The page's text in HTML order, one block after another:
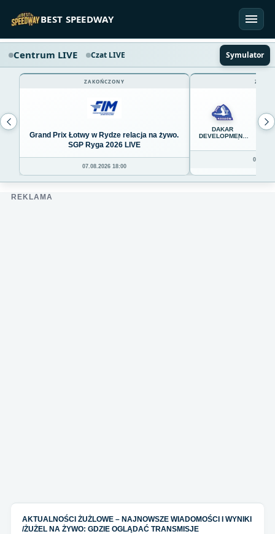
BEST SPEEDWAY
Centrum LIVE Czat LIVE Symulator
ZAKOŃCZONY
Grand Prix Łotwy w Rydze relacja na żywo.
SGP Ryga 2026 LIVE
07.08.2026 18:00
DAKAR
DEVELOPMENT
45
REKLAMA
AKTUALNOŚCI ŻUŻLOWE – NAJNOWSZE WIADOMOŚCI I WYNIKI
/ŻUŻEL NA ŻYWO: GDZIE OGLĄDAĆ TRANSMISJE